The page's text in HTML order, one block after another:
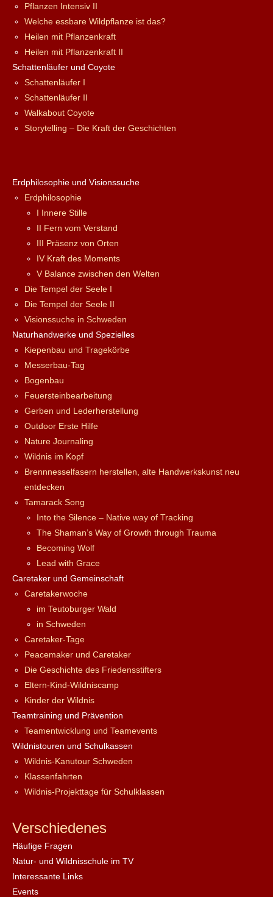
Pflanzen Intensiv II
Welche essbare Wildpflanze ist das?
Heilen mit Pflanzenkraft
Heilen mit Pflanzenkraft II
Schattenläufer und Coyote
Schattenläufer I
Schattenläufer II
Walkabout Coyote
Storytelling – Die Kraft der Geschichten
Erdphilosophie und Visionssuche
Erdphilosophie
I Innere Stille
II Fern vom Verstand
III Präsenz von Orten
IV Kraft des Moments
V Balance zwischen den Welten
Die Tempel der Seele I
Die Tempel der Seele II
Visionssuche in Schweden
Naturhandwerke und Spezielles
Kiepenbau und Tragekörbe
Messerbau-Tag
Bogenbau
Feuersteinbearbeitung
Gerben und Lederherstellung
Outdoor Erste Hilfe
Nature Journaling
Wildnis im Kopf
Brennnesselfasern herstellen, alte Handwerkskunst neu
entdecken
Tamarack Song
Into the Silence – Native way of Tracking
The Shaman’s Way of Growth through Trauma
Becoming Wolf
Lead with Grace
Caretaker und Gemeinschaft
Caretakerwoche
im Teutoburger Wald
in Schweden
Caretaker-Tage
Peacemaker und Caretaker
Die Geschichte des Friedensstifters
Eltern-Kind-Wildniscamp
Kinder der Wildnis
Teamtraining und Prävention
Teamentwicklung und Teamevents
Wildnistouren und Schulkassen
Wildnis-Kanutour Schweden
Klassenfahrten
Wildnis-Projekttage für Schulklassen
Verschiedenes
Häufige Fragen
Natur- und Wildnisschule im TV
Interessante Links
Events